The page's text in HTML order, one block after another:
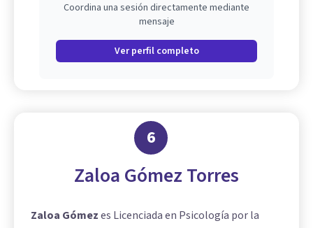
Coordina una sesión directamente mediante
mensaje
Ver perfil completo
6
Zaloa Gómez Torres
Zaloa Gómezes Licenciada en Psicología por la